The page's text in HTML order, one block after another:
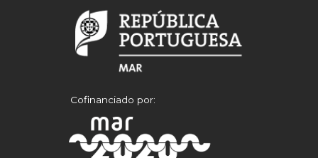
Cofinanciado por: